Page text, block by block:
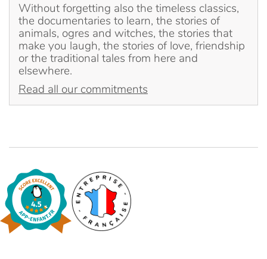
Without forgetting also the timeless classics,
the documentaries to learn, the stories of
animals, ogres and witches, the stories that
make you laugh, the stories of love, friendship
or the traditional tales from here and
elsewhere.
Read all our commitments